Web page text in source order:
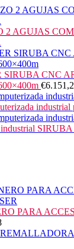
2 AGUJAS
SIRUBA CNC
€
industrial
industrial SIRUBA
PARA